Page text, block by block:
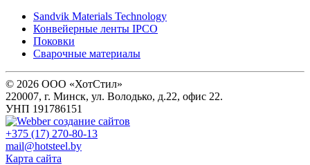
Sandvik Materials Technology
Конвейерные ленты IPCO
Поковки
Сварочные материалы
© 2026 ООО «ХотСтил»
220007, г. Минск, ул. Володько, д.22, офис 22.
УНП 191786151
+375 (17) 270-80-13
mail@hotsteel.by
Карта сайта